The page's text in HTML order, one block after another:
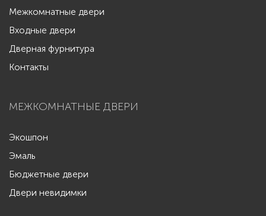
Межкомнатные двери
Входные двери
Дверная фурнитура
Контакты
МЕЖКОМНАТНЫЕ ДВЕРИ
Экошпон
Эмаль
Бюджетные двери
Двери невидимки